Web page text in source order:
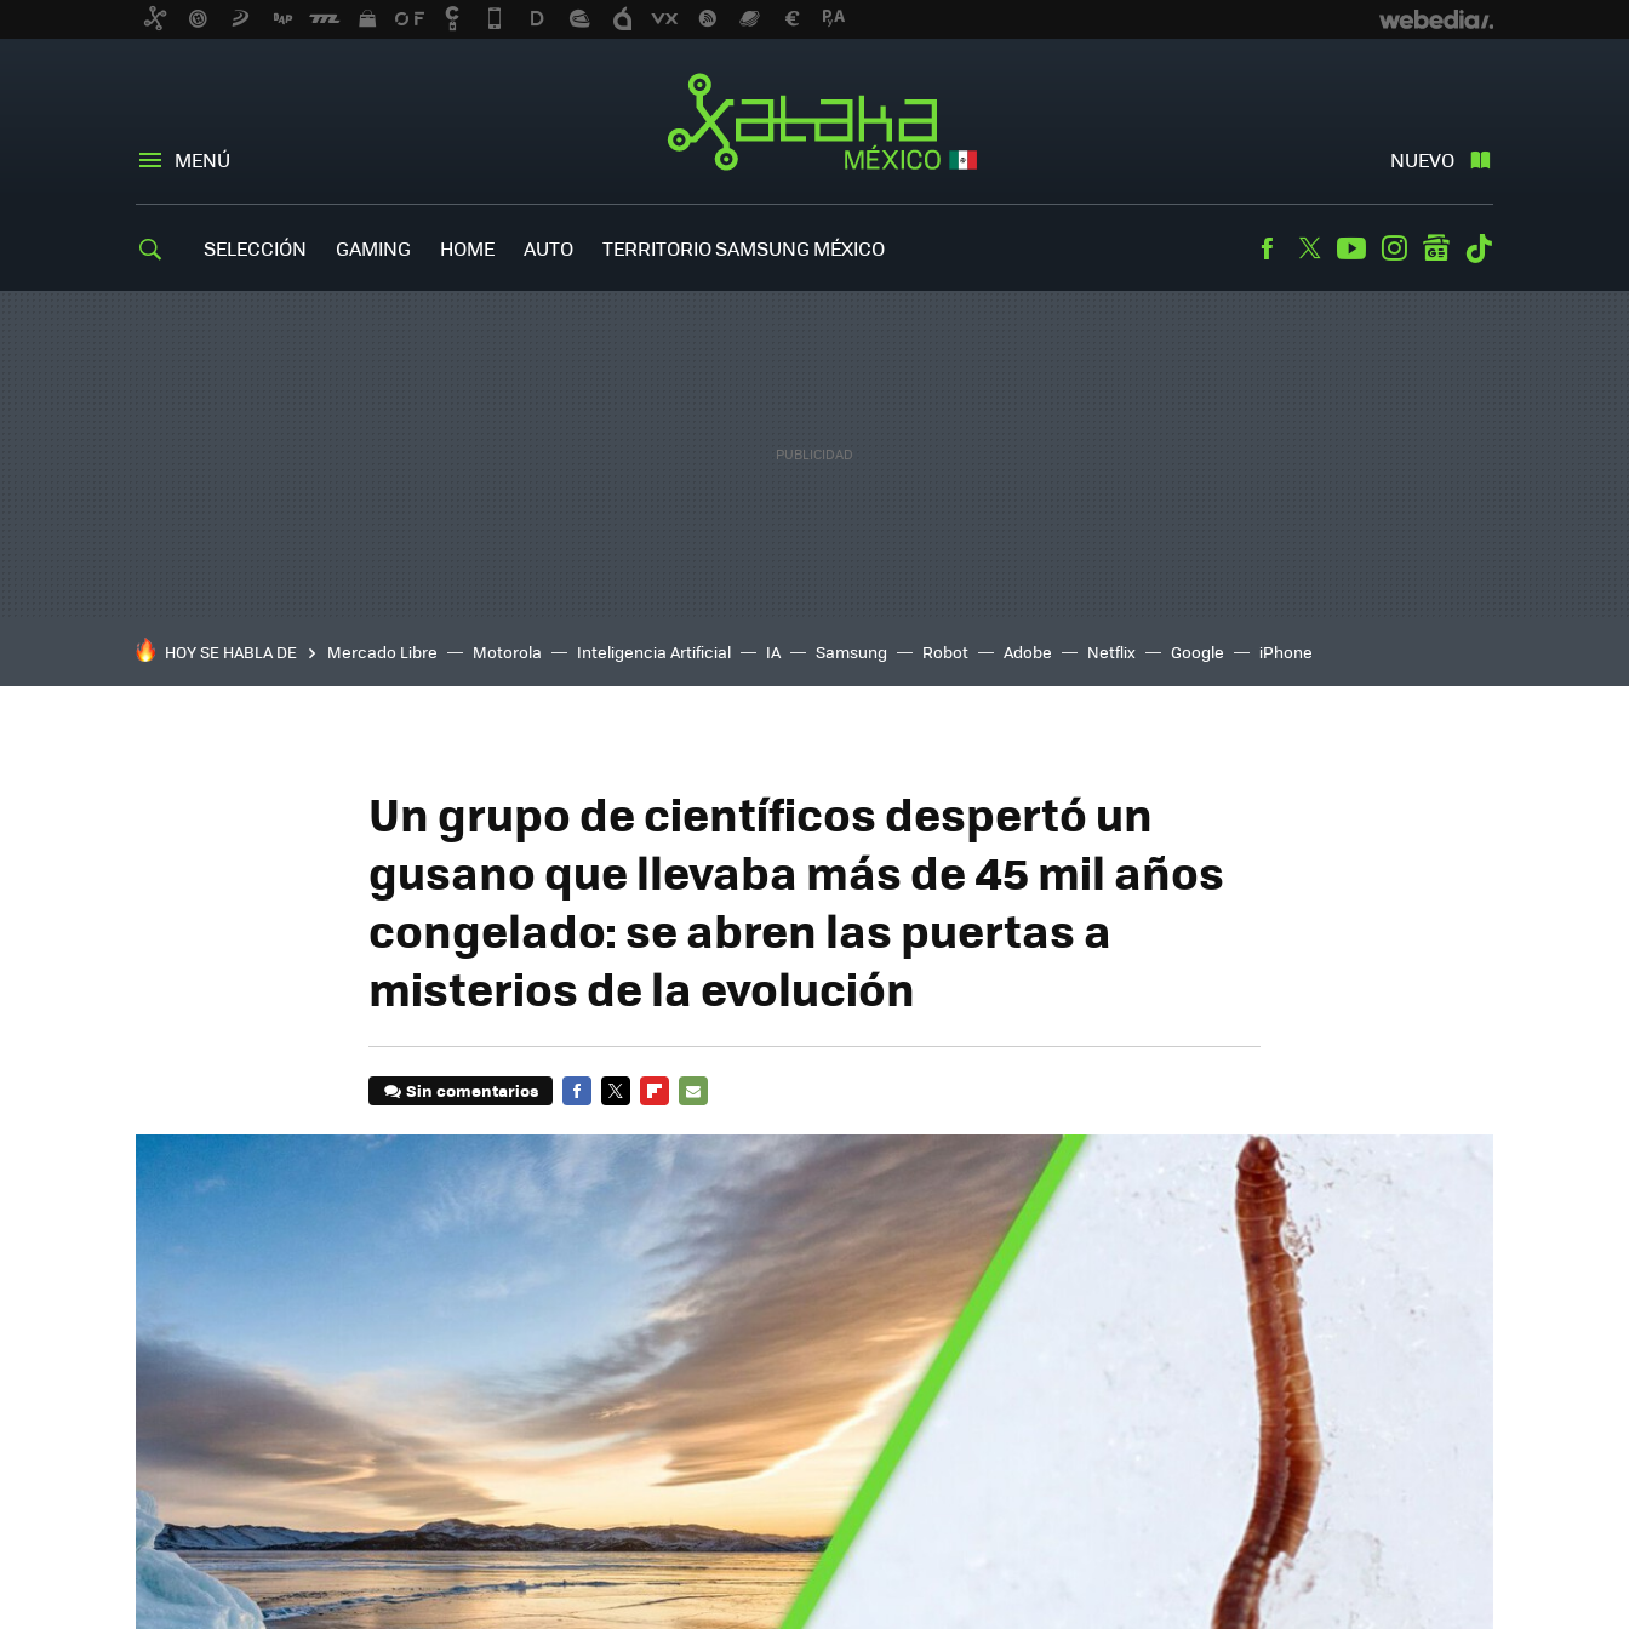
MENÚ NUEVO
SELECCIÓN GAMING HOME AUTO TERRITORIO SAMSUNG MÉXICO Facebook
TwitterYoutubeInstagramgooglenews
HOY SE HABLA DE Mercado Libre Motorola Inteligencia Artificial IA Samsung Robot Adobe Netflix Google iPhone
Un grupo de científicos despertó un
gusano que llevaba más de 45 mil años
congelado: se abren las puertas a
misterios de la evolución
Sin comentarios
MAIL